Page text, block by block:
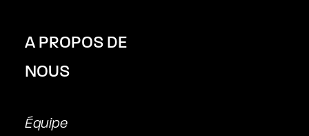
A PROPOS DE
NOUS
Équipe